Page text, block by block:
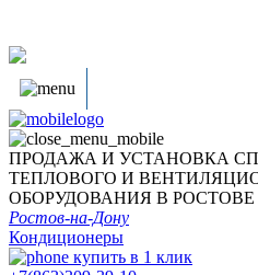
ПРОДАЖА И УСТАНОВКА
ТЕПЛОВОГО И
ОБОРУДОВАНИЯ В РОСТОВЕ
Ростов-на-Дону
Кондиционеры
купить в 1 клик